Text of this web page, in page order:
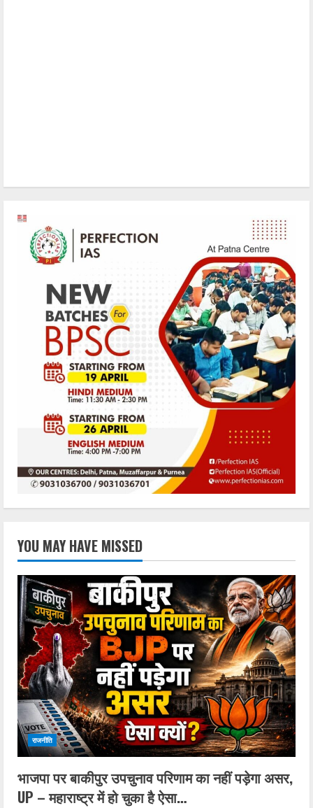
YOU MAY HAVE MISSED
राजनीति
भाजपा पर बाकीपुर उपचुनाव परिणाम का नहीं पड़ेगा असर,
UP – महाराष्ट्र में हो चुका है ऐसा…